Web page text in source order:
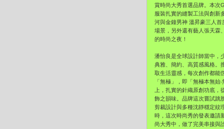
賞時尚大秀首選品牌。本次
服裝扎實的縫製工法與創新
河與金鐘男神 溫昇豪三人
場景，另外還有藝人張天霖
的時尚之夜！
潘怡良是全球設計師當中，
典雅、簡約、高質感風格。
取生活靈感，每次創作都能
「無極」，即「無極本無
上，扎實的針織原創功底
飾之韻味。品牌這次嘗試跳
剪裁設計與多種沈靜穩定紋
時，這次時尚秀的發表邀請
尚大秀中，做了完美串接與